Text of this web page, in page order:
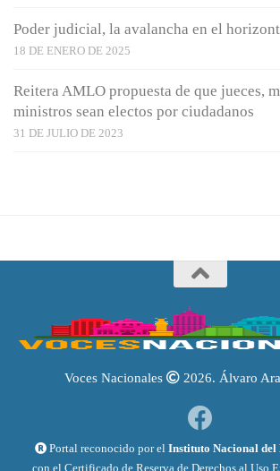
Poder judicial, la avalancha en el
18 DE ENERO DE 2025
Reitera AMLO propuesta de que jueces,
ministros sean electos por ciudadanos
31 DE JULIO DE 2023
Voces Nacionales 2026. Álvaro
Portal reconocido por el Instituto Nacional del
con el Certificado de Reserva de Derechos al Uso